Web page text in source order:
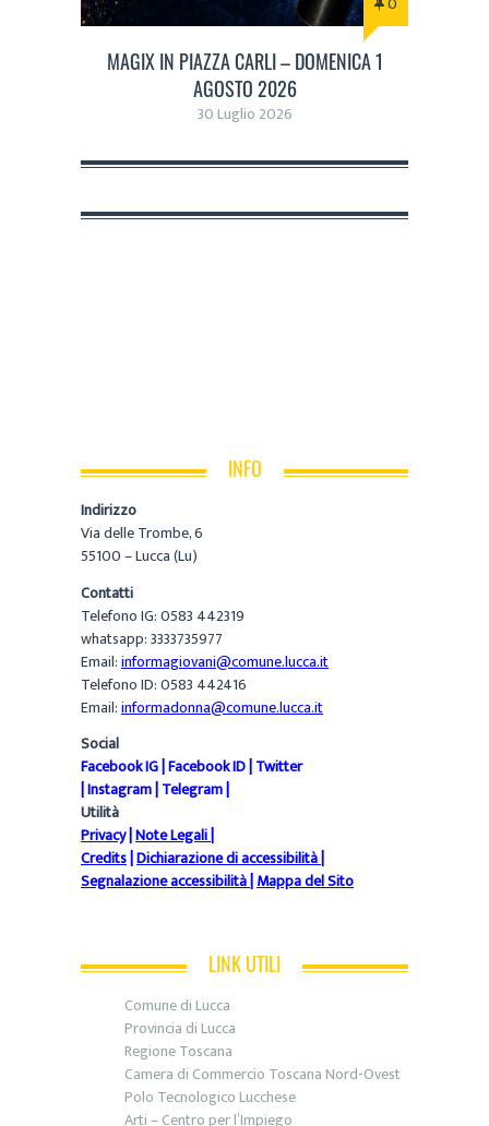
MAGIX IN PIAZZA CARLI – DOMENICA 1
AGOSTO 2026
30 Luglio 2026
INFO
Indirizzo
Via delle Trombe, 6
55100 – Lucca (Lu)
Contatti
Telefono IG: 0583 442319
whatsapp: 3333735977
Email:informagiovani@comune.lucca.it
Telefono ID: 0583 442416
Email:informadonna@comune.lucca.it
Social
Facebook IG|Facebook ID|Twitter
|Instagram|Telegram|
Utilità
Privacy|Note Legali|
Credits|Dichiarazione di accessibilità|
Segnalazione accessibilità|Mappa del Sito
LINK UTILI
Comune di Lucca
Provincia di Lucca
Regione Toscana
Camera di Commercio Toscana Nord-Ovest
Polo Tecnologico Lucchese
Arti – Centro per l’Impiego